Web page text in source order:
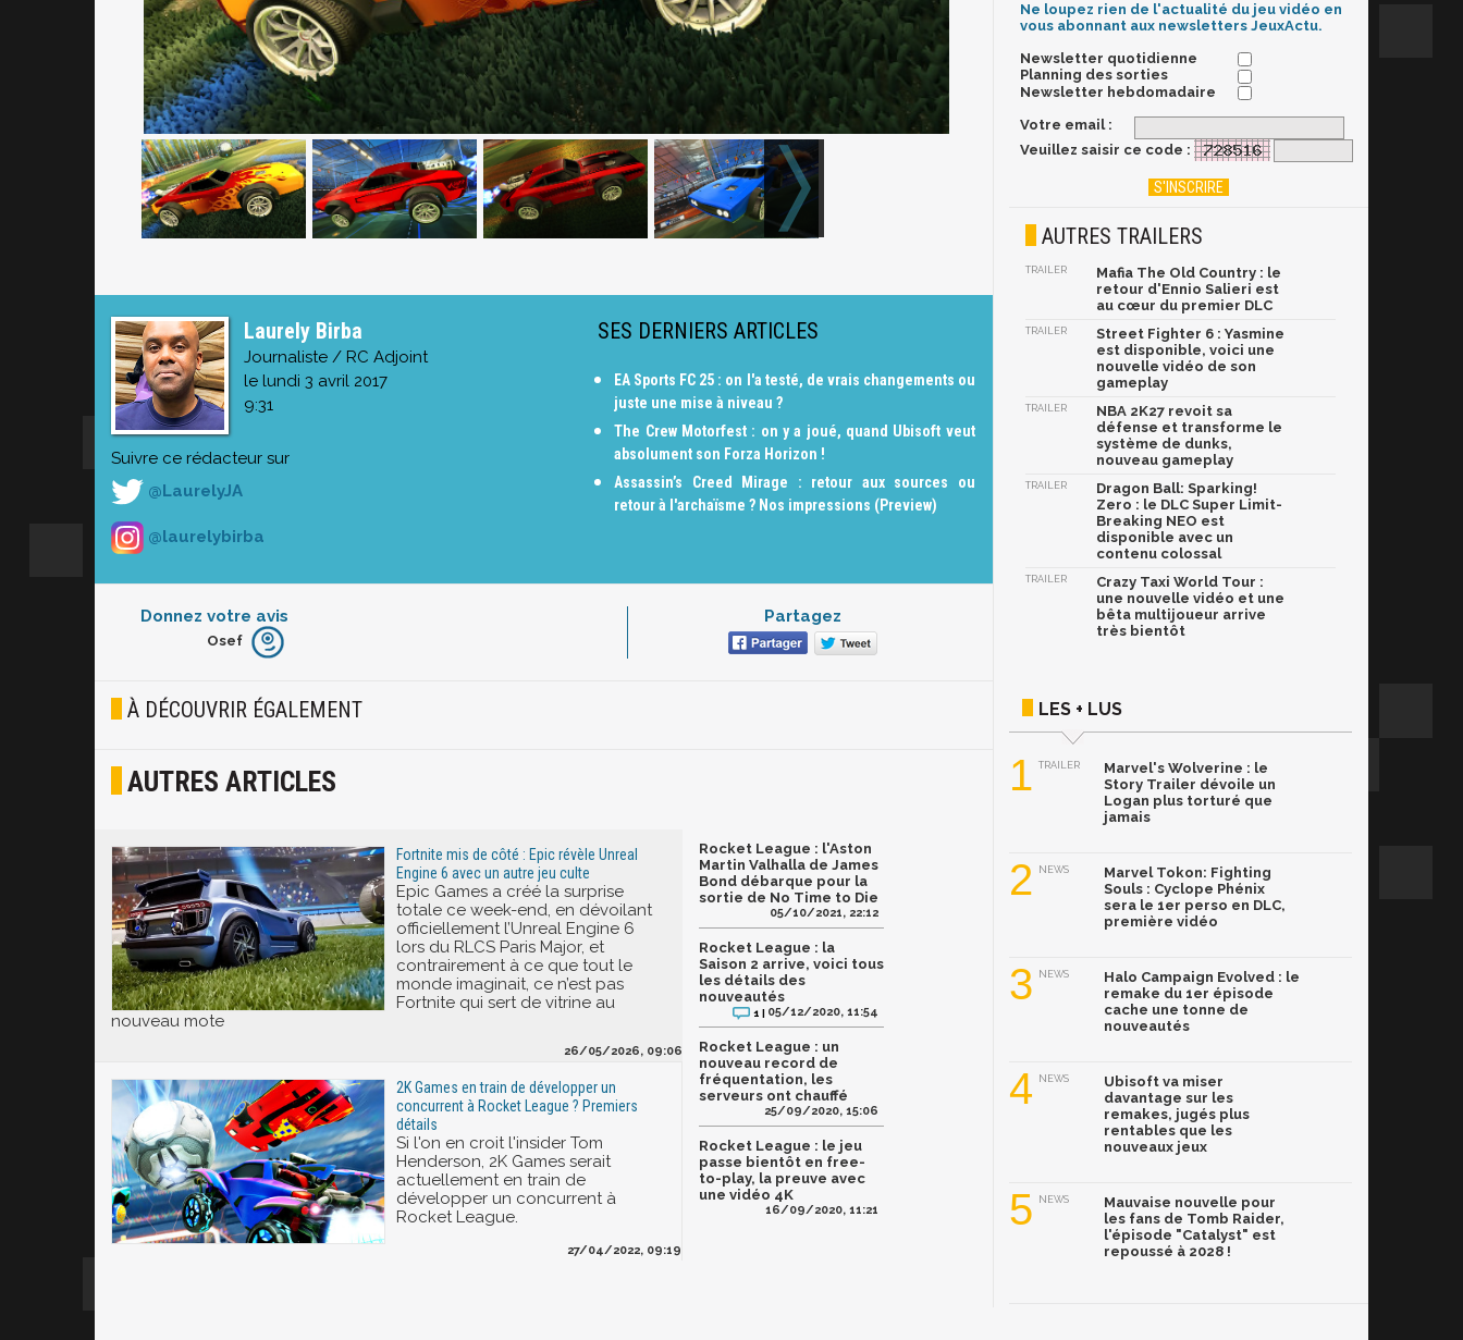
Laurely Birba
Journaliste / RC Adjoint
le lundi 3 avril 2017
9:31
Suivre ce rédacteur sur
@LaurelyJA
@laurelybirba
SES DERNIERS ARTICLES
EA Sports FC 25 : on l'a testé, de vrais changements ou
juste une mise à niveau ?
The Crew Motorfest : on y a joué, quand Ubisoft veut
absolument son Forza Horizon !
Assassin’s Creed Mirage : retour aux sources ou
retour à l'archaïsme ? Nos impressions (Preview)
Donnez votre avis
Furieux
Joyeux
Osef
Partagez
À DÉCOUVRIR ÉGALEMENT
AUTRES ARTICLES
Fortnite mis de côté : Epic révèle Unreal
Engine 6 avec un autre jeu culte
Epic Games a créé la surprise
totale ce week-end, en dévoilant
officiellement l’Unreal Engine 6
lors du RLCS Paris Major, et
contrairement à ce que tout le
monde imaginait, ce n’est pas
Fortnite qui sert de vitrine au
nouveau mote
26/05/2026, 09:06
2K Games en train de développer un
concurrent à Rocket League ? Premiers
détails
Si l'on en croit l'insider Tom
Henderson, 2K Games serait
actuellement en train de
développer un concurrent à
Rocket League.
27/04/2022, 09:19
Rocket League : l'Aston
Martin Valhalla de James
Bond débarque pour la
sortie de No Time to Die
05/10/2021, 22:12
Rocket League : la
Saison 2 arrive, voici tous
les détails des
nouveautés
1 | 05/12/2020, 11:54
Rocket League : un
nouveau record de
fréquentation, les
serveurs ont chauffé
25/09/2020, 15:06
Rocket League : le jeu
passe bientôt en free-
to-play, la preuve avec
une vidéo 4K
16/09/2020, 11:21
Ne loupez rien de l'actualité du jeu vidéo en
vous abonnant aux newsletters JeuxActu.
Newsletter quotidienne
Planning des sorties
Newsletter hebdomadaire
Votre email :
Veuillez saisir ce code :
AUTRES TRAILERS
TRAILER
Mafia The Old Country : le
retour d'Ennio Salieri est
au cœur du premier DLC
TRAILER
Street Fighter 6 : Yasmine
est disponible, voici une
nouvelle vidéo de son
gameplay
TRAILER
NBA 2K27 revoit sa
défense et transforme le
système de dunks,
nouveau gameplay
TRAILER
Dragon Ball: Sparking!
Zero : le DLC Super Limit-
Breaking NEO est
disponible avec un
contenu colossal
TRAILER
Crazy Taxi World Tour :
une nouvelle vidéo et une
bêta multijoueur arrive
très bientôt
LES + LUS
1 TRAILER
Marvel's Wolverine : le
Story Trailer dévoile un
Logan plus torturé que
jamais
2 NEWS
Marvel Tokon: Fighting
Souls : Cyclope Phénix
sera le 1er perso en DLC,
première vidéo
3 NEWS
Halo Campaign Evolved : le
remake du 1er épisode
cache une tonne de
nouveautés
4 NEWS
Ubisoft va miser
davantage sur les
remakes, jugés plus
rentables que les
nouveaux jeux
5 NEWS
Mauvaise nouvelle pour
les fans de Tomb Raider,
l'épisode "Catalyst" est
repoussé à 2028 !